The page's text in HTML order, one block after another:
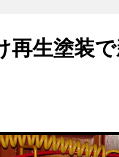
再生塗装